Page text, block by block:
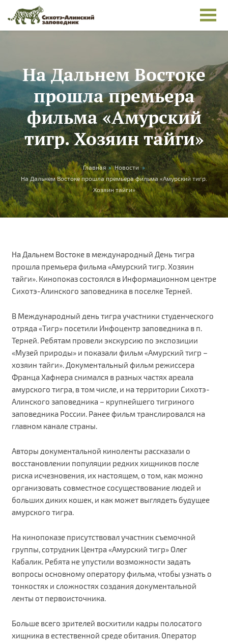
Перейти к основному содержанию
На Дальнем Востоке
прошла премьера
фильма «Амурский
тигр. Хозяин тайги»
Вы здесь Главная » Новости »
На Дальнем Востоке прошла премьера фильма «Амурский тигр.
Хозяин тайги»
На Дальнем Востоке в международный День тигра
прошла премьера фильма «Амурский тигр. Хозяин
тайги». Кинопоказ состоялся в Информационном центре
Сихотэ-Алинского заповедника в поселке Терней.
В Международный день тигра участники студенческого
отряда «Тигр» посетили Инфоцентр заповедника в п.
Терней. Ребятам провели экскурсию по экспозиции
«Музей природы» и показали фильм «Амурский тигр –
хозяин тайги». Документальный фильм режиссера
Франца Хафнера снимался в разных частях ареала
амурского тигра, в том числе, и на территории Сихотэ-
Алинского заповедника – крупнейшего тигриного
заповедника России. Ранее фильм транслировался на
главном канале страны.
Авторы документальной киноленты рассказали о
восстановлении популяции редких хищников после
риска исчезновения, их настоящем, о том, как можно
организовать совместное сосуществование людей и
больших диких кошек, и как может выглядеть будущее
амурского тигра.
На кинопоказе присутствовал участник съемочной
группы, сотрудник Центра «Амурский тигр» Олег
Кабалик. Ребята не упустили возможности задать
вопросы основному оператору фильма, чтобы узнать о
тонкостях и сложностях создания документальной
ленты от первоисточника.
Больше всего зрителей восхитили кадры полосатого
хищника в естественной среде обитания. Оператор